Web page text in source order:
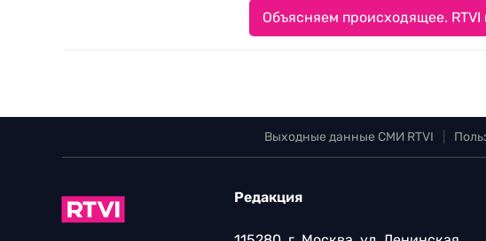
Объясняем происходящее. RTVI
Выходные данные СМИ RTVI
Редакция